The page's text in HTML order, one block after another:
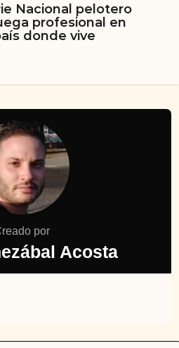
Nacional pelotero
profesional en
donde vive
por
Acosta